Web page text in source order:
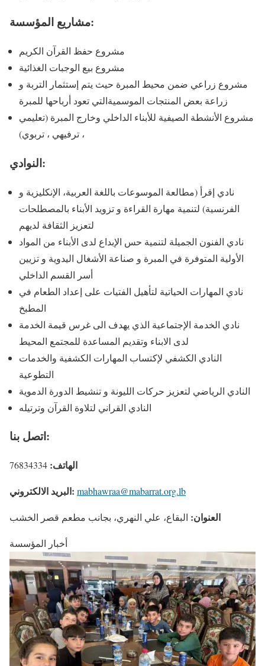
مشاريع المؤسسة:
مشروع حفظ القرآن الكريم
مشروع بيع الوجبات الغذائية
مشروع زراعي ضمن محيط المبرة حيث يتم إستثمار التربة و
زراعة بعض المنتجات الموسميةالتي تعود أرباحها للمبرة
مشروع الأنشطة الصيفية للأبناء الداخلي وخارج المبرة (تعليمي
، ترفيهي ، تربوي)
النوادي:
نادي إقرأ (مطالعة الموسوعات باللغة العربية، الإنكليزية و
الفرنسية) لتنمية مهارة القراءة و تزويد الأبناء بالمصطلحات
لتعزيز الثقافة لديهم
نادي الفنون الجميلة لتنمية حس الإبداع لدى الأبناء من المواد
الأولية المتوفرة في المبرة و صناعة الأشغال اليدوية و تزيين
أسر القسم الداخلي
نادي المهارات الحياتية لتأهيل الفتيات على إعداد الطعام في
المطبخ
نادي الخدمة الإجتماعية الذي يهدف الى غرس قيمة الخدمة
لدى الابناء وتقديم المساعدة للمجتمع المحيط
النادي الكشفي لإكتساب المهارات الكشفية والخدمات
التطوعية
النادي الرياضي لتعزيز حركات الليونة و تنشيط الدورة الدموية
النادي القراني لتلاوة القرآن وترتيله
اتصل بنا:
الهاتف:
البريد الالكتروني: mabhawraa@mabarrat.org.lb
العنوان: البقاع، علي النهري، بجانب مطعم قصر الخشب
أخبار المؤسسة